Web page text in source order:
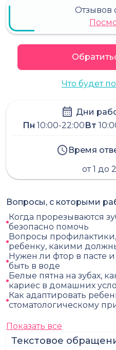
Отзывов
Что будет
Дни
Пн 10:00-22:00 Вт
Время
от 1 до
Текстовое
Вопросы, с которыми
Когда прорезываются
безопасно помочь
Вопросы
ребенку, какими
Нужен ли фтор в пасте
быть в воде
Белые пятна на зубах,
кариес в домашних
Как адаптировать
стоматологическому
Показать все